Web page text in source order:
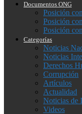
Documentos ONG
Posición
Posición
Posición
Categorías
Noticias
Noticias
Derechos
Corrupción
Artículos
Actualidad
Noticias de
Videos